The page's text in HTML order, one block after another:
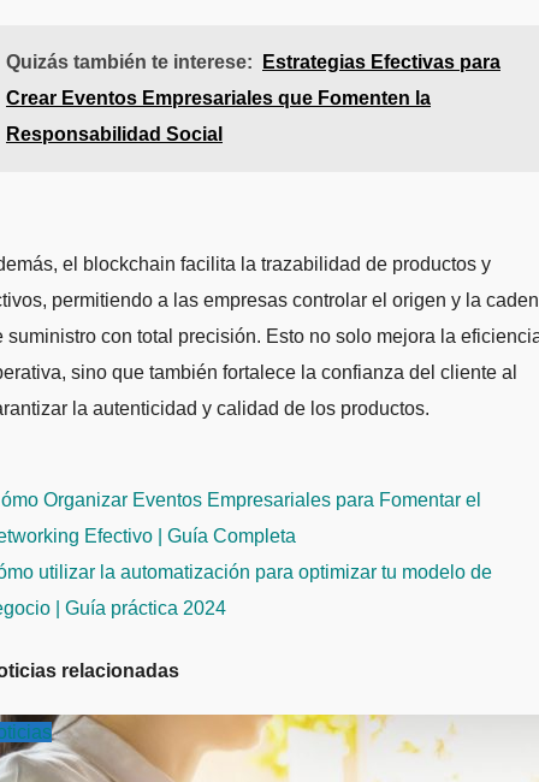
Quizás también te interese:
Estrategias Efectivas para
Crear Eventos Empresariales que Fomenten la
Responsabilidad Social
el blockchain facilita la trazabilidad de productos y
permitiendo a las empresas controlar el origen y la
suministro con total precisión. Esto no solo mejora la
sino que también fortalece la confianza del cliente al
la autenticidad y calidad de los productos.
Organizar Eventos Empresariales para Fomentar el
Efectivo | Guía Completa
utilizar la automatización para optimizar tu modelo de
| Guía práctica 2024
relacionadas